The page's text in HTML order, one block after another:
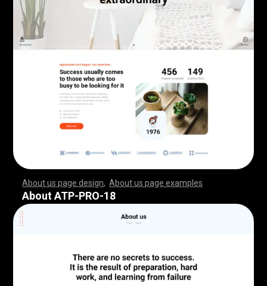
About us page design ,About us page examples
,,,,,,,,,,,,,,,,,,,,,,,, ,,,,,,,,,,,,,,,,,,,,,,,,,,,
,,,,,,,,,,,,,,,,,,,,,,,, ,,,,,,,,,,,,,,,,,,,,,,,,,,,
,,,,,,,,,,,,,,,,,,,,,,,, ,,,,,,,,,,,,,,,,,,,,,,,,,,,
,,,,,,,,,,,,,,,,,,,,,,,, ,,,,,,,,,,,,,,,,,,,,,,,,,,,
,,,,,,,,,,,,,,,,,,,,,,,, ,,,,,,,,,,,,,,,,,,,,,,,,,,,
,,,,,,,,,,,,,,,,,,,,,,,, ,,,,,,,,,,,,,,,,,,,,,,,,,,,
,,,,,,,,,,,,,,,,,,,,,,,, ,,,,,,,,,,,,,,,,,,,,,,,,,,,
,,,,,,,,,,,,,,,,,,,,,,,, ,,,,,,,,,,,,
About ATP-PRO-18